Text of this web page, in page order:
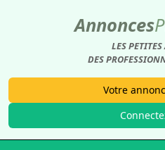
Annonces
LES
DES
Votre